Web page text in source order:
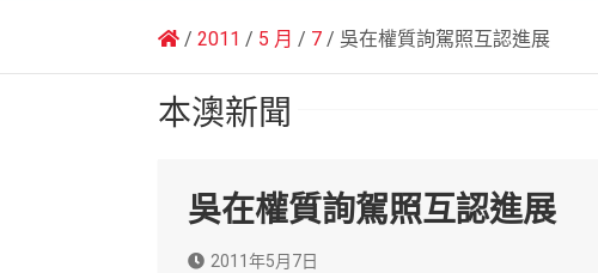
2011 5 月 7 吳在權質詢駕照互認進展
本澳新聞
吳在權質詢駕照互認進展
2011年5月7日